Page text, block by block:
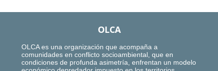
OLCA
OLCA es una organización que acompaña a
comunidades en conflicto socioambiental, que en
condiciones de profunda asimetría, enfrentan un modelo